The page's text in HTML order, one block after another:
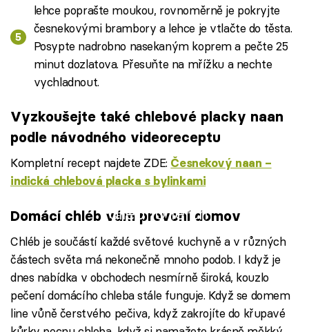
lehce poprašte moukou, rovnoměrně je pokryjte
česnekovými brambory a lehce je vtlačte do těsta.
Posypte nadrobno nasekaným koprem a pečte 25
minut dozlatova. Přesuňte na mřížku a nechte
vychladnout.
Vyzkoušejte také chlebové placky naan
podle návodného videoreceptu
Kompletní recept najdete ZDE: Česnekový naan –
indická chlebová placka s bylinkami
Failed to fetch
Domácí chléb vám provoní domov
Chléb je součástí každé světové kuchyně a v různých
částech světa má nekonečně mnoho podob. I když je
dnes nabídka v obchodech nesmírně široká, kouzlo
pečení domácího chleba stále funguje. Když se domem
line vůně čerstvého pečiva, když zakrojíte do křupavé